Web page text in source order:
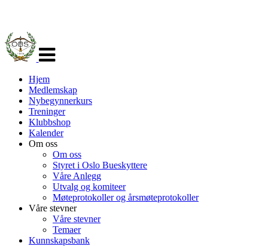
navigasjon
Hjem
Medlemskap
Nybegynnerkurs
Treninger
Klubbshop
Kalender
Om oss
Om oss
Styret i Oslo Bueskyttere
Våre Anlegg
Utvalg og komiteer
Møteprotokoller og årsmøteprotokoller
Våre stevner
Våre stevner
Temaer
Kunnskapsbank